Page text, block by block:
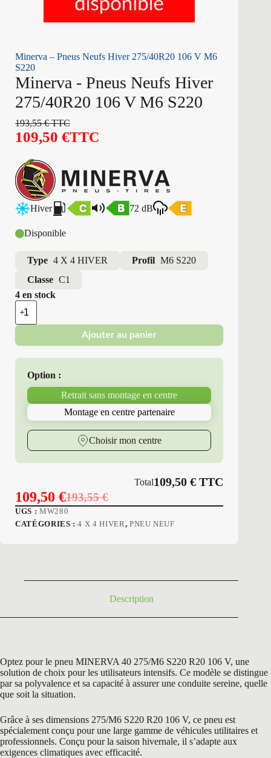
Minerva – Pneus Neufs Hiver 275/40R20 106 V M6
S220
Minerva - Pneus Neufs Hiver
275/40R20 106 V M6 S220
193,55€TTC
109,50 €TTC
Hiver 72 dB
Disponible
Type 4 X 4 HIVER Profil M6 S220
Classe C1
4 en stock
quantité
de
Minerva
Pneus
Neufs
275/40R20
106
S220
Ajouter au panier
Option :
Retrait sans montage en centre
Montage en centre partenaire
Choisir mon centre
Total109,50€ TTC
193,55€
Le
prix
109,50 €
Le
prix
UGS : MW280
CATÉGORIES :4 X 4 HIVER, PNEU NEUF
Description
Optez pour le pneu MINERVA 40 275/M6 S220 R20 106 V, une
solution de choix pour les utilisateurs intensifs. Ce modèle se distingue
par sa polyvalence et sa capacité à assurer une conduite sereine, quelle
que soit la situation.
Grâce à ses dimensions 275/M6 S220 R20 106 V, ce pneu est
spécialement conçu pour une large gamme de véhicules utilitaires et
professionnels. Conçu pour la saison hivernale, il s’adapte aux
exigences climatiques avec efficacité.